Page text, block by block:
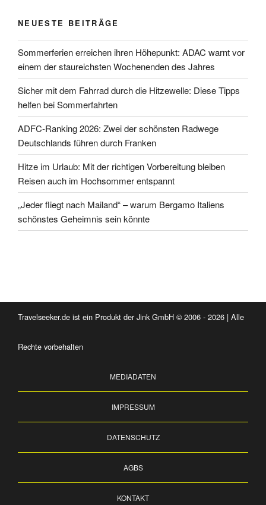
NEUESTE BEITRÄGE
Sommerferien erreichen ihren Höhepunkt: ADAC warnt vor
einem der staureichsten Wochenenden des Jahres
Sicher mit dem Fahrrad durch die Hitzewelle: Diese Tipps
helfen bei Sommerfahrten
ADFC-Ranking 2026: Zwei der schönsten Radwege
Deutschlands führen durch Franken
Hitze im Urlaub: Mit der richtigen Vorbereitung bleiben
Reisen auch im Hochsommer entspannt
„Jeder fliegt nach Mailand“ – warum Bergamo Italiens
schönstes Geheimnis sein könnte
Travelseeker.de ist ein Produkt der Jink GmbH © 2006 - 2026 | Alle
Rechte vorbehalten
MEDIADATEN
IMPRESSUM
DATENSCHUTZ
AGBS
KONTAKT